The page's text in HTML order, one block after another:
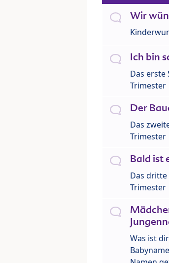
Wir
Ich bin
Das erste
Trimester
Der
Das
Trimester
Bald ist
Das
Trimester
Was ist